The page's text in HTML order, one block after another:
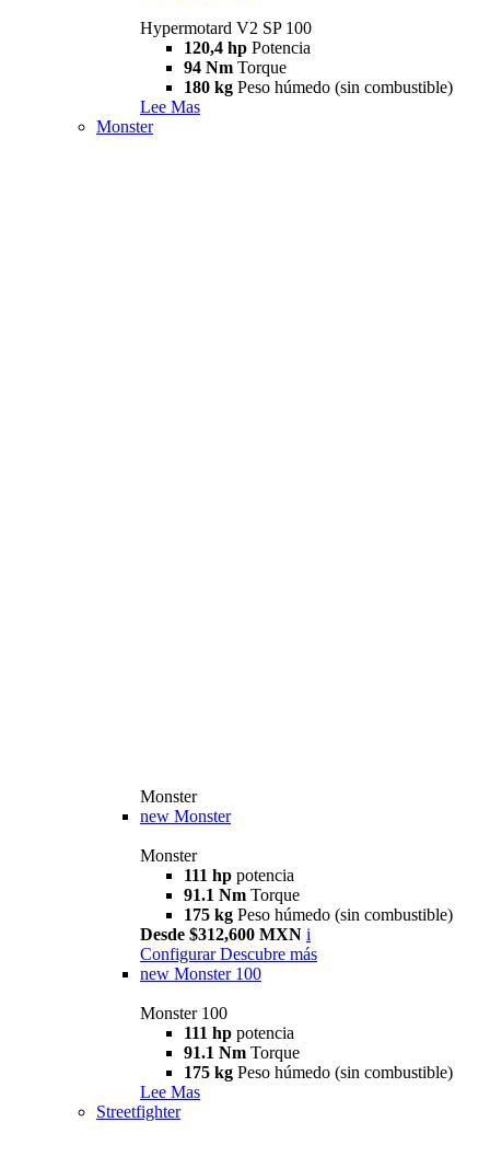
Hypermotard V2 SP 100
120,4 hp Potencia
94 Nm Torque
180 kg Peso húmedo (sin combustible)
Lee Mas
Monster
Monster
new Monster
Monster
111 hp potencia
91.1 Nm Torque
175 kg Peso húmedo (sin combustible)
Desde $312,600 MXN i
Configurar Descubre más
new Monster 100
Monster 100
111 hp potencia
91.1 Nm Torque
175 kg Peso húmedo (sin combustible)
Lee Mas
Streetfighter